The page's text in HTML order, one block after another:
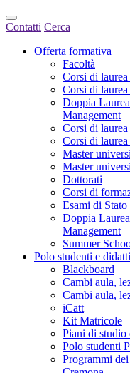
Contatti Cerca
Offerta formativa
Facoltà
Corsi di
Corsi di
Doppia
Management
Corsi di laurea
Corsi di
Master
Master
Dottorati
Corsi di
Esami di Stato
Doppia
Management
Summer
Polo studenti e
Blackboard
Cambi aula,
Cambi aula,
iCatt
Kit Matricole
Piani di studio
Polo studenti
Programmi